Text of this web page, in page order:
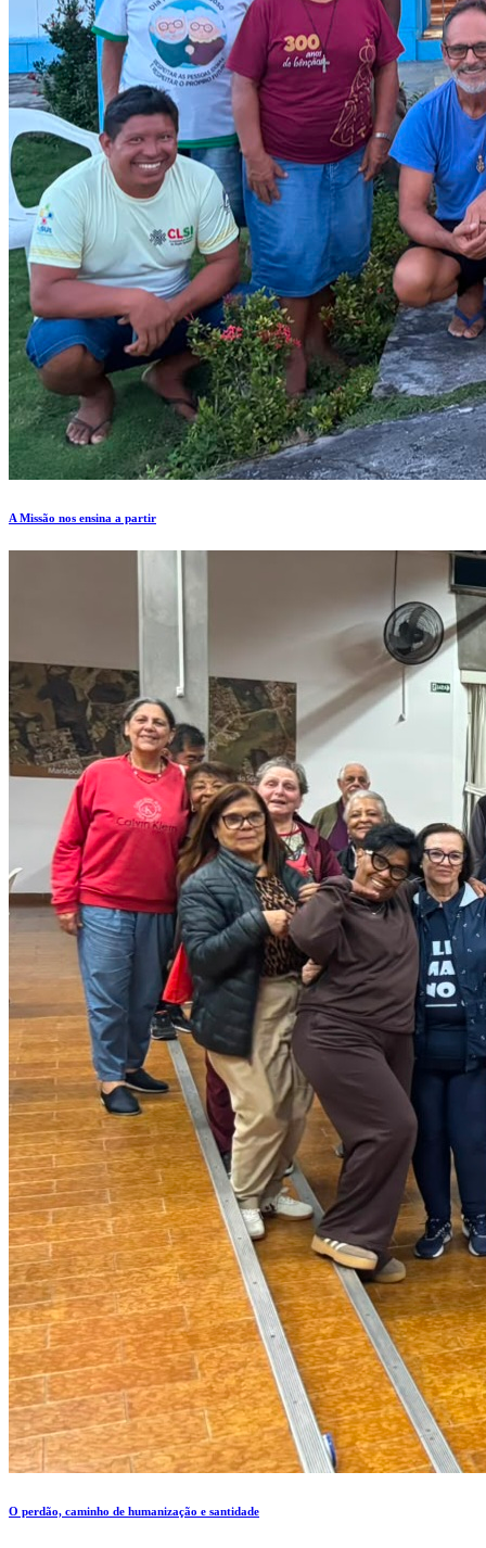
A Missão nos ensina a partir
O perdão, caminho de humanização e santidade